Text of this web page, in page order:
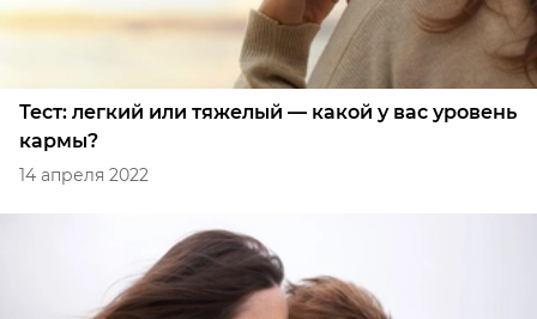
Тест: легкий или тяжелый — какой у вас уровень
кармы?
14 апреля 2022